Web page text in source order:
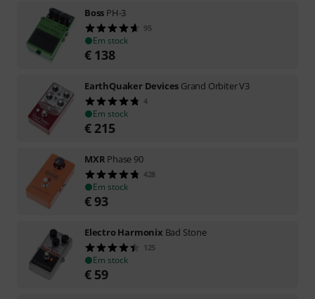
Boss PH-3
95
Em stock
€ 138
EarthQuaker Devices Grand Orbiter V3
4
Em stock
€ 215
MXR Phase 90
428
Em stock
€93
Electro Harmonix Bad Stone
125
Em stock
€ 59